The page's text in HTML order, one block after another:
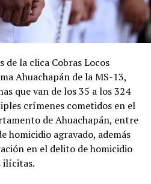
la clica Cobras Locos
Ahuachapán de la MS-13,
que van de los 35 a los 324
crímenes cometidos en el
de Ahuachapán, entre
homicidio agravado, además
en el delito de homicidio
ilícitas.